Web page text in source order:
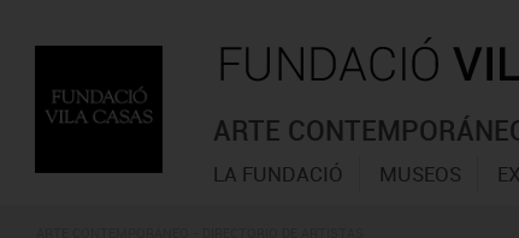
ARTE
LA FUNDACIÓ MUSEOS